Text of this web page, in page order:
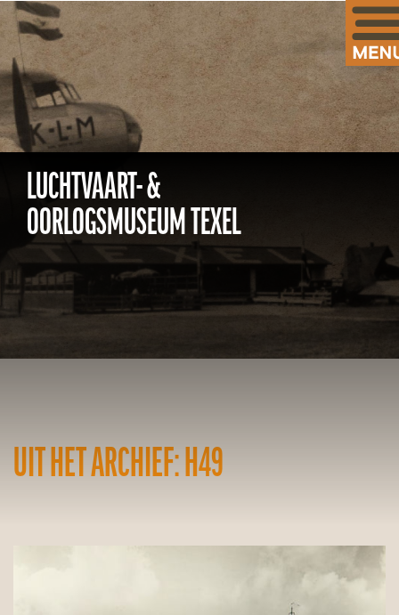
LUCHTVAART- &
OORLOGSMUSEUM TEXEL
UIT HET ARCHIEF: H49